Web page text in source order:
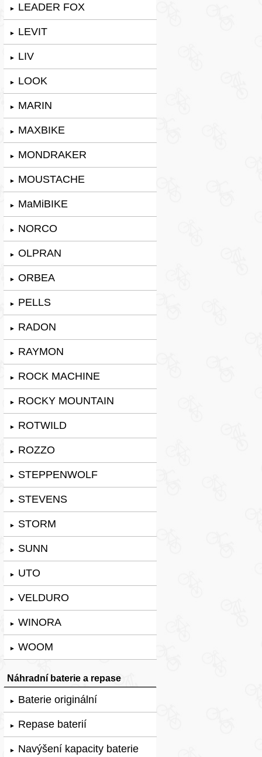
► LEADER FOX
► LEVIT
► LIV
► LOOK
► MARIN
► MAXBIKE
► MONDRAKER
► MOUSTACHE
► MaMiBIKE
► NORCO
► OLPRAN
► ORBEA
► PELLS
► RADON
► RAYMON
► ROCK MACHINE
► ROCKY MOUNTAIN
► ROTWILD
► ROZZO
► STEPPENWOLF
► STEVENS
► STORM
► SUNN
► UTO
► VELDURO
► WINORA
► WOOM
Náhradní baterie a repase
► Baterie originální
► Repase baterií
► Navýšení kapacity baterie